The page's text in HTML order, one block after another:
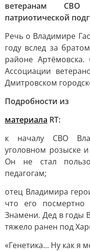
ветеранам
патриотической
Речь о Владимире
году вслед за
районе Артёмовска.
Ассоциации
Дмитровском
Подробности из
материала RT:
к началу СВО
уголовном розыске
Он не стал
педагогам;
отец Владимира
что его посмертно
Знамени. Дед в годы
тяжело ранен под
«Генетика… Ну как я